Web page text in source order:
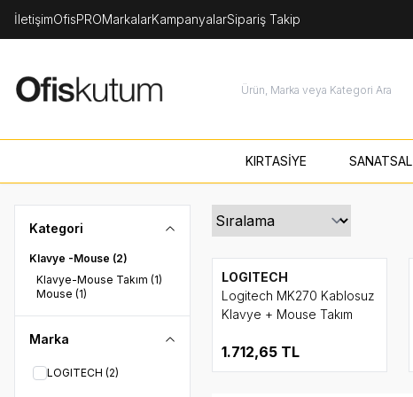
İletişimOfisPROMarkalarKampanyalarSipariş Takip
KIRTASİYE SANATSAL
Kategori
Klavye -Mouse (2)
Klavye-Mouse Takım (1)
Mouse (1)
Marka
LOGITECH (2)
LOGITECH
Logitech MK270 Kablosuz
Klavye + Mouse Takım
1.712,65TL